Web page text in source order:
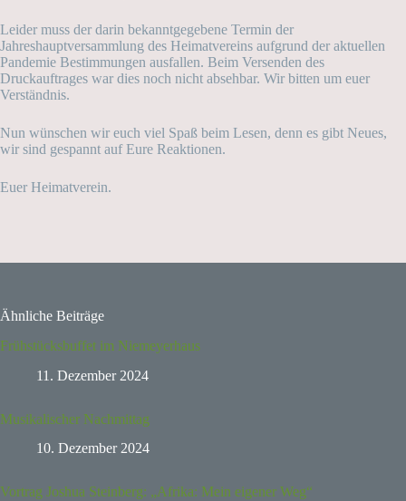
Leider muss der darin bekanntgegebene Termin der
Jahreshauptversammlung des Heimatvereins aufgrund der aktuellen
Pandemie Bestimmungen ausfallen. Beim Versenden des
Druckauftrages war dies noch nicht absehbar. Wir bitten um euer
Verständnis.
Nun wünschen wir euch viel Spaß beim Lesen, denn es gibt Neues,
wir sind gespannt auf Eure Reaktionen.
Euer Heimatverein.
Ähnliche Beiträge
Frühstücksbuffet im Niemeyerhaus
11. Dezember 2024
Musikalischer Nachmittag
10. Dezember 2024
Vortrag Joshua Steinberg: „Afrika: Mein eigener Weg“